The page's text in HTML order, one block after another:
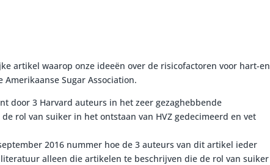
artikel waarop onze ideeën over de risicofactoren voor hart-en
Sugar Association.
door 3 Harvard auteurs in het zeer gezaghebbende
rol van suiker in het ontstaan van HVZ gedecimeerd en vet
2016 nummer hoe de 3 auteurs van dit artikel ieder
alleen die artikelen te beschrijven die de rol van suiker